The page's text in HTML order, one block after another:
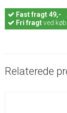
Fastfragt 49,-
Fri fragtved
Relaterede